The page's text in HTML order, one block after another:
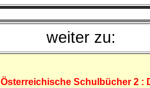
weiter zu:
Österreichische Schulbücher 2 :